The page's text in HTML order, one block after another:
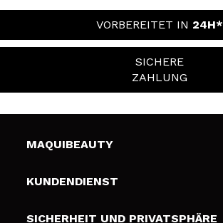
VORBEREITET IN 24H*
SICHERE
ZAHLUNG
MAQUIBEAUTY
Über uns
Geschenkkarten
KUNDENDIENST
Liefer- und Versandkosten
SICHERHEIT UND PRIVATSPHÄRE